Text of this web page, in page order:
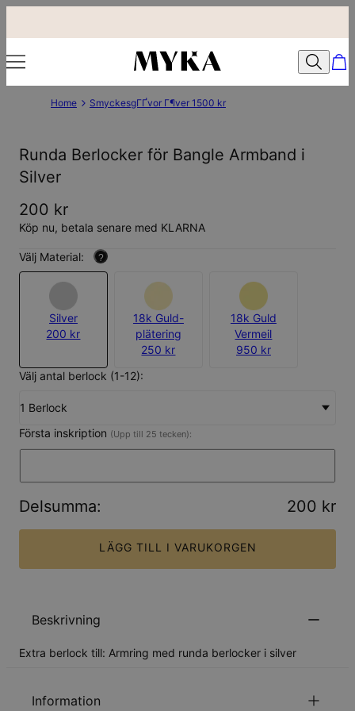
Home SmyckesgГҐvor Г¶ver 1500 kr
Runda Berlocker för Bangle Armband i
Silver
200 kr
Köp nu, betala senare med KLARNA
Välj Material: ?
Silver
200 kr
18k Guld-
plätering
250 kr
18k Guld
Vermeil
950 kr
Välj antal berlock (1-12):
1 Berlock
Första inskription (Upp till 25 tecken):
Delsumma: 200 kr
LÄGG TILL I VARUKORGEN
Beskrivning
Extra berlock till: Armring med runda berlocker i silver
Information